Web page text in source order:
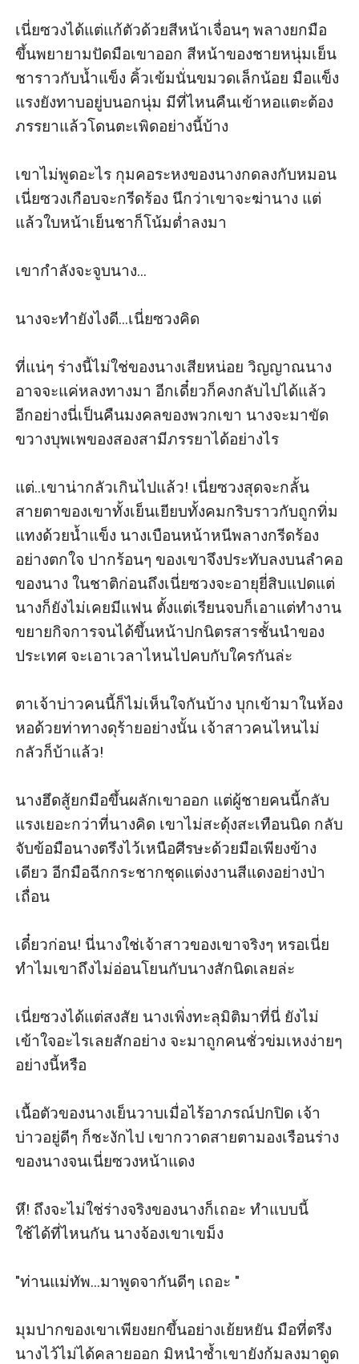
เนี่ยซวงได้แต่แก้ตัวด้วยสีหน้าเจื่อนๆ พลางยกมือ
ขึ้นพยายามปัดมือเขาออก สีหน้าของชายหนุ่มเย็น
ชาราวกับน้ำแข็ง คิ้วเข้มนั่นขมวดเล็กน้อย มือแข็ง
แรงยังทาบอยู่บนอกนุ่ม มีที่ไหนคืนเข้าหอแตะต้อง
ภรรยาแล้วโดนตะเพิดอย่างนี้บ้าง
เขาไม่พูดอะไร กุมคอระหงของนางกดลงกับหมอน
เนี่ยซวงเกือบจะกรีดร้อง นึกว่าเขาจะฆ่านาง แต่
แล้วใบหน้าเย็นชาก็โน้มต่ำลงมา
เขากำลังจะจูบนาง...
นางจะทำยังไงดี...เนี่ยซวงคิด
ที่แน่ๆ ร่างนี้ไม่ใช่ของนางเสียหน่อย วิญญาณนาง
อาจจะแค่หลงทางมา อีกเดี๋ยวก็คงกลับไปได้แล้ว
อีกอย่างนี่เป็นคืนมงคลของพวกเขา นางจะมาขัด
ขวางบุพเพของสองสามีภรรยาได้อย่างไร
แต่..เขาน่ากลัวเกินไปแล้ว! เนี่ยซวงสุดจะกลั้น
สายตาของเขาทั้งเย็นเยียบทั้งคมกริบราวกับถูกทิ่ม
แทงด้วยน้ำแข็ง นางเบือนหน้าหนีพลางกรีดร้อง
อย่างตกใจ ปากร้อนๆ ของเขาจึงประทับลงบนลำคอ
ของนาง ในชาติก่อนถึงเนี่ยซวงจะอายุยี่สิบแปดแต่
นางก็ยังไม่เคยมีแฟน ตั้งแต่เรียนจบก็เอาแต่ทำงาน
ขยายกิจการจนได้ขึ้นหน้าปกนิตรสารชั้นนำของ
ประเทศ จะเอาเวลาไหนไปคบกับใครกันล่ะ
ตาเจ้าบ่าวคนนี้ก็ไม่เห็นใจกันบ้าง บุกเข้ามาในห้อง
หอด้วยท่าทางดุร้ายอย่างนั้น เจ้าสาวคนไหนไม่
กลัวก็บ้าแล้ว!
นางฮึดสู้ยกมือขึ้นผลักเขาออก แต่ผู้ชายคนนี้กลับ
แรงเยอะกว่าที่นางคิด เขาไม่สะดุ้งสะเทือนนิด กลับ
จับข้อมือนางตรึงไว้เหนือศีรษะด้วยมือเพียงข้าง
เดียว อีกมือฉีกกระชากชุดแต่งงานสีแดงอย่างป่า
เถื่อน
เดี๋ยวก่อน! นี่นางใช่เจ้าสาวของเขาจริงๆ หรอเนี่ย
ทำไมเขาถึงไม่อ่อนโยนกับนางสักนิดเลยล่ะ
เนี่ยซวงได้แต่สงสัย นางเพิ่งทะลุมิติมาที่นี่ ยังไม่
เข้าใจอะไรเลยสักอย่าง จะมาถูกคนชั่วข่มเหงง่ายๆ
อย่างนี้หรือ
เนื้อตัวของนางเย็นวาบเมื่อไร้อาภรณ์ปกปิด เจ้า
บ่าวอยู่ดีๆ ก็ชะงักไป เขากวาดสายตามองเรือนร่าง
ของนางจนเนี่ยซวงหน้าแดง
หึ! ถึงจะไม่ใช่ร่างจริงของนางก็เถอะ ทำแบบนี้
ใช้ได้ที่ไหนกัน นางจ้องเขาเขม็ง
"ท่านแม่ทัพ...มาพูดจากันดีๆ เถอะ "
มุมปากของเขาเพียงยกขึ้นอย่างเย้ยหยัน มือที่ตรึง
นางไว้ไม่ได้คลายออก มิหนำซ้ำเขายังก้มลงมาดูด